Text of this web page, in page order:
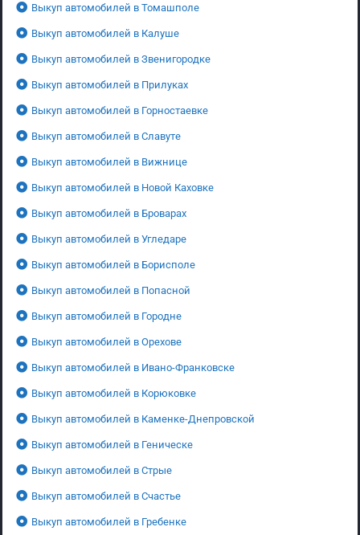
Выкуп автомобилей в Томашполе
Выкуп автомобилей в Калуше
Выкуп автомобилей в Звенигородке
Выкуп автомобилей в Прилуках
Выкуп автомобилей в Горностаевке
Выкуп автомобилей в Славуте
Выкуп автомобилей в Вижнице
Выкуп автомобилей в Новой Каховке
Выкуп автомобилей в Броварах
Выкуп автомобилей в Угледаре
Выкуп автомобилей в Борисполе
Выкуп автомобилей в Попасной
Выкуп автомобилей в Городне
Выкуп автомобилей в Орехове
Выкуп автомобилей в Ивано-Франковске
Выкуп автомобилей в Корюковке
Выкуп автомобилей в Каменке-Днепровской
Выкуп автомобилей в Геническе
Выкуп автомобилей в Стрые
Выкуп автомобилей в Счастье
Выкуп автомобилей в Гребенке